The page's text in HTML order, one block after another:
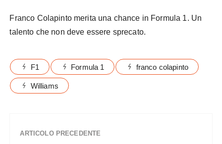
Franco Colapinto merita una chance in Formula 1. Un
talento che non deve essere sprecato.
F1 Formula 1 franco colapinto
Williams
ARTICOLO PRECEDENTE